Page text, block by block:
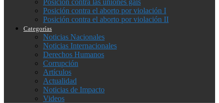
Posición contra las uniones gais
Posición contra el aborto por violación I
Posición contra el aborto por violación II
Categorías
Noticias Nacionales
Noticias Internacionales
Derechos Humanos
Corrupción
Artículos
Actualidad
Noticias de Impacto
Videos